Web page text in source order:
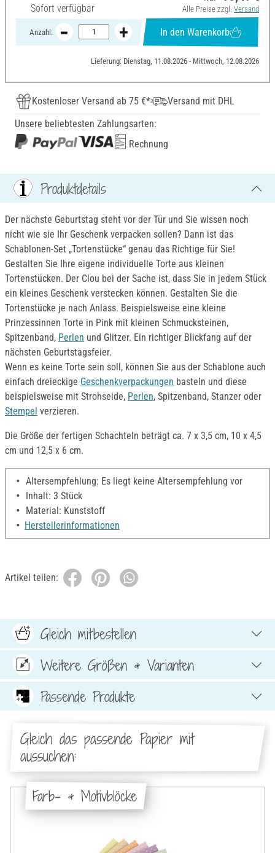
Sofort verfügbar Alle Preise zzgl. Versand
Anzahl: In den Warenkorb
Lieferung: Dienstag, 11.08.2026 - Mittwoch, 12.08.2026
Kostenloser Versand ab 75 €*
Versand mit DHL
Unsere beliebtesten Zahlungsarten:
Rechnung
Produktdetails
Der nächste Geburtstag steht vor der Tür und Sie wissen noch
nicht wie sie Ihr Geschenk verpacken sollen? Dann ist das
Schablonen-Set „Tortenstücke“ genau das Richtige für Sie!
Gestalten Sie Ihre eigene individuelle Torte aus kleinen
Tortenstücken. Der Clou bei der Sache ist, dass Sie in jedem Stück
ein kleines Geschenk verstecken können. Gestalten Sie die
Tortenstücke je nach Anlass. Beispielsweise eine kleine
Prinzessinnen Torte in Pink mit kleinen Schmucksteinen,
Spitzenband, Perlen und Glitzer. Ein richtiger Blickfang auf der
nächsten Geburtstagsfeier.
Wenn es keine Torte sein soll, können Sie aus der Schablone auch
einfach dreieckige Geschenkverpackungen basteln und diese
beispielsweise mit Strohseide, Perlen, Spitzenband, Stanzer oder
Stempel verzieren.
Die Größe der fertigen Schachteln beträgt ca. 7 x 3,5 cm, 10 x 4,5
cm und 12,5 x 6 cm.
Altersempfehlung: Es liegt keine Altersempfehlung vor
Inhalt: 3 Stück
Material: Kunststoff
Herstellerinformationen
Artikel teilen:
Gleich mitbestellen
Weitere Größen & Varianten
Passende Produkte
Gleich das passende Papier mit
aussuchen:
Farb- & Motivblöcke